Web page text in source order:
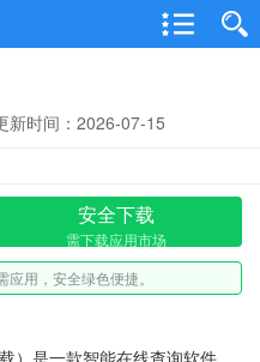
新时间：2026-07-15
安全下载
需下载应用市场
用，安全绿色便捷。
是一款智能在线查询软件，